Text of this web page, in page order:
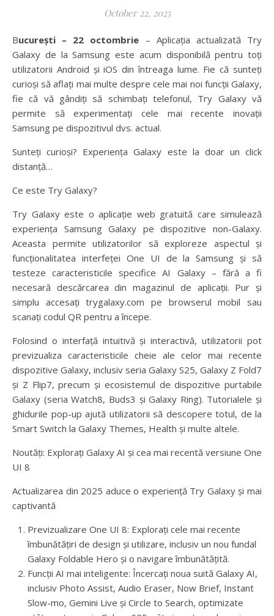
October 22, 2025
București – 22 octombrie – Aplicația actualizată Try
Galaxy de la Samsung este acum disponibilă pentru toți
utilizatorii Android și iOS din întreaga lume. Fie că sunteți
curioși să aflați mai multe despre cele mai noi funcții Galaxy,
fie că vă gândiți să schimbați telefonul, Try Galaxy vă
permite să experimentați cele mai recente inovații
Samsung pe dispozitivul dvs. actual.
Sunteți curioși? Experiența Galaxy este la doar un click
distanță…
Ce este Try Galaxy?
Try Galaxy este o aplicație web gratuită care simulează
experiența Samsung Galaxy pe dispozitive non-Galaxy.
Aceasta permite utilizatorilor să exploreze aspectul și
funcționalitatea interfeței One UI de la Samsung și să
testeze caracteristicile specifice AI Galaxy – fără a fi
necesară descărcarea din magazinul de aplicații. Pur și
simplu accesați trygalaxy.com pe browserul mobil sau
scanați codul QR pentru a începe.
Folosind o interfață intuitivă și interactivă, utilizatorii pot
previzualiza caracteristicile cheie ale celor mai recente
dispozitive Galaxy, inclusiv seria Galaxy S25, Galaxy Z Fold7
și Z Flip7, precum și ecosistemul de dispozitive purtabile
Galaxy (seria Watch8, Buds3 și Galaxy Ring). Tutorialele și
ghidurile pop-up ajută utilizatorii să descopere totul, de la
Smart Switch la Galaxy Themes, Health și multe altele.
Noutăți: Explorați Galaxy AI și cea mai recentă versiune One
UI 8
Actualizarea din 2025 aduce o experiență Try Galaxy și mai
captivantă
Previzualizare One UI 8: Explorați cele mai recente
îmbunătățiri de design și utilizare, inclusiv un nou fundal
Galaxy Foldable Hero și o navigare îmbunătățită.
Funcții AI mai inteligente: Încercați noua suită Galaxy AI,
inclusiv Photo Assist, Audio Eraser, Now Brief, Instant
Slow-mo, Gemini Live și Circle to Search, optimizate